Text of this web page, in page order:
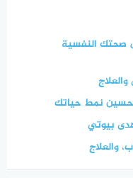
صحتك النفسية
والعلاج
بيوتي
والعلاج